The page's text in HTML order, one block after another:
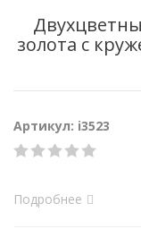
золота с
Артикул: i3523
Подробнее